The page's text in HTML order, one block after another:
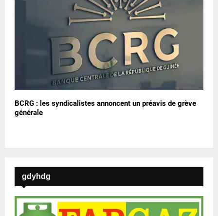
BCRG : les syndicalistes annoncent un préavis de grève
générale
gdyhdg